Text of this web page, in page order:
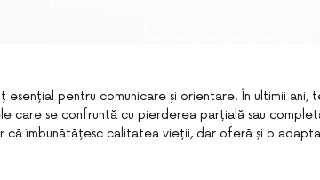
esențial pentru comunicare și orientare. În ultimii
care se confruntă cu pierderea parțială sau
că îmbunătățesc calitatea vieții, dar oferă și o